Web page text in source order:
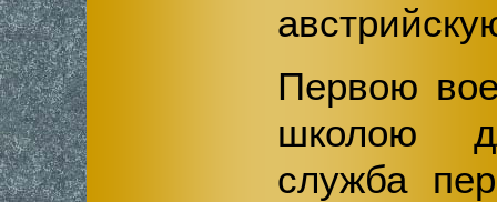
Первою
школою
служба